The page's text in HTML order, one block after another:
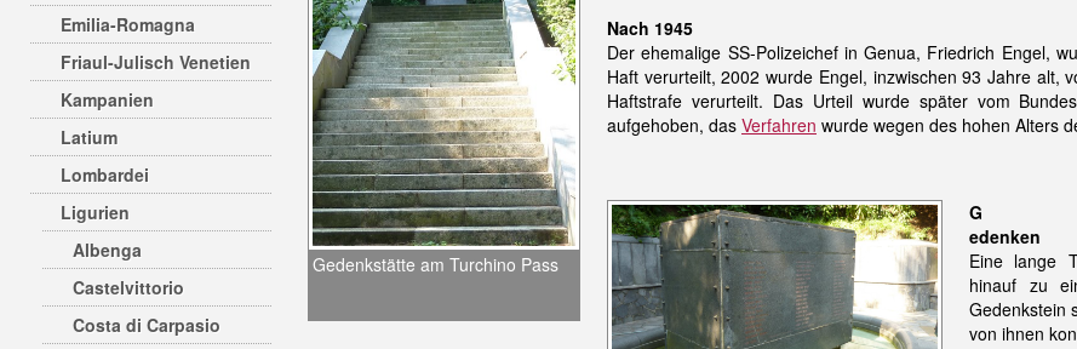
Emilia-Romagna
Friaul-Julisch Venetien
Kampanien
Latium
Lombardei
Ligurien
Albenga
Castelvittorio
Costa di Carpasio
Gedenkstätte am Turchino Pass
Nach 1945
Der ehemalige SS-Polizeichef in Genua, Friedrich Engel,
Haft verurteilt, 2002 wurde Engel, inzwischen 93 Jahre alt,
Haftstrafe verurteilt. Das Urteil wurde später vom
aufgehoben, das Verfahren wurde wegen des hohen Alters
G
edenken
Eine lange
hinauf zu
Gedenkstein
von ihnen